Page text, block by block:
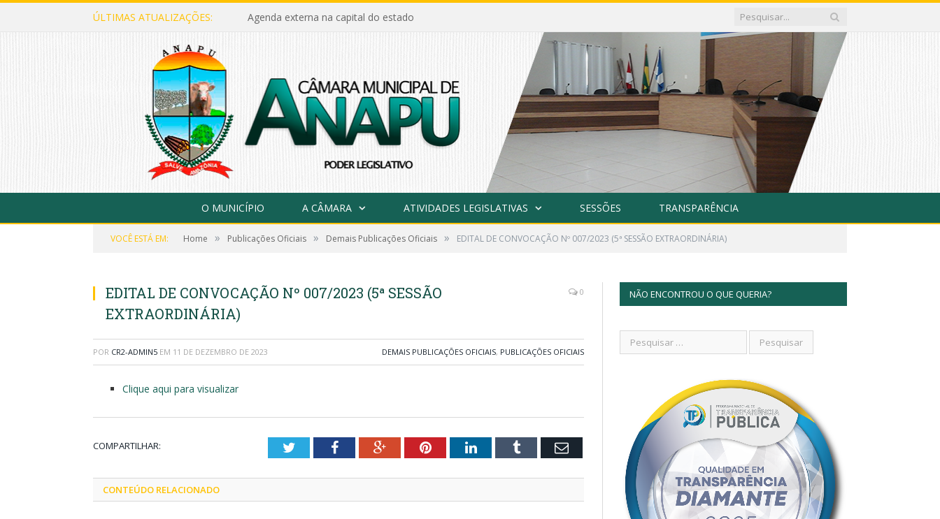
ÚLTIMAS ATUALIZAÇÕES: Agenda externa na capital do estado
O MUNICÍPIO A CÂMARA ATIVIDADES LEGISLATIVAS SESSÕES TRANSPARÊNCIA
VOCÊ ESTÁ EM: Home » Publicações Oficiais » Demais Publicações Oficiais » EDITAL DE CONVOCAÇÃO Nº 007/2023 (5ª SESSÃO EXTRAORDINÁRIA)
EDITAL DE CONVOCAÇÃO Nº 007/2023 (5ª SESSÃO
EXTRAORDINÁRIA)
0
POR CR2-ADMIN5 EM 11 DE DEZEMBRO DE 2023 DEMAIS PUBLICAÇÕES OFICIAIS, PUBLICAÇÕES OFICIAIS
Clique aqui para visualizar
COMPARTILHAR: TwitterFacebookGoogle+PinterestLinkedInTumblr Email
CONTEÚDO RELACIONADO
NÃO ENCONTROU O QUE QUERIA?